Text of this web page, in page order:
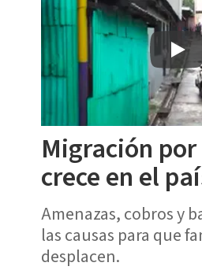
Migración
crece en el
Amenazas, cobros y
las causas para que
desplacen.